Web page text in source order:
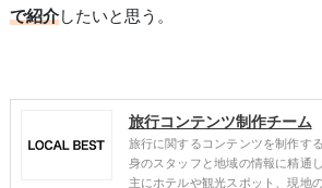
で紹介したいと思う。
旅行コンテンツ制作チーム
旅行に関するコンテンツを制作す
身のスタッフと地域の情報に精通
主にホテルや観光スポット、現地